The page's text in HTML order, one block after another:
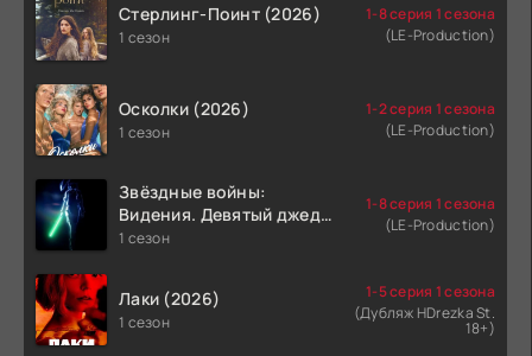
Стерлинг-Поинт (2026)
1 сезон
1-8 серия 1 сезона
(LE-Production)
Осколки (2026)
1 сезон
1-2 серия 1 сезона
(LE-Production)
Звёздные войны:
Видения. Девятый джедай
(2026)
1 сезон
1-8 серия 1 сезона
(LE-Production)
Лаки (2026)
1 сезон
1-5 серия 1 сезона
(Дубляж HDrezka St.
18+)